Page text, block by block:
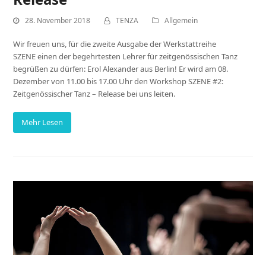
28. November 2018 TENZA Allgemein
Wir freuen uns, für die zweite Ausgabe der Werkstattreihe
SZENE einen der begehrtesten Lehrer für zeitgenössischen Tanz
begrüßen zu dürfen: Erol Alexander aus Berlin! Er wird am 08.
Dezember von 11.00 bis 17.00 Uhr den Workshop SZENE #2:
Zeitgenössischer Tanz – Release bei uns leiten.
Mehr Lesen